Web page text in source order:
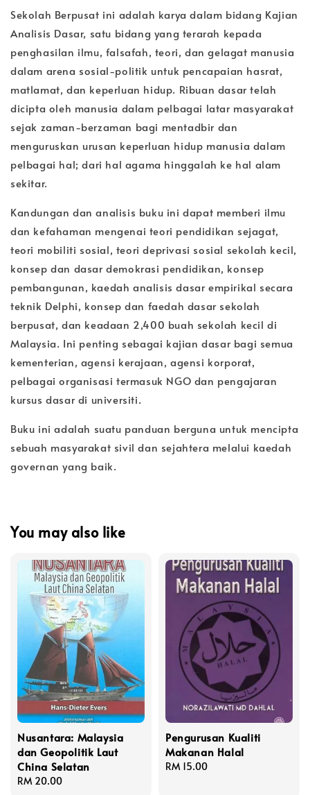
Sekolah Berpusat ini adalah karya dalam bidang Kajian
Analisis Dasar, satu bidang yang terarah kepada
penghasilan ilmu, falsafah, teori, dan gelagat manusia
dalam arena sosial-politik untuk pencapaian hasrat,
matlamat, dan keperluan hidup. Ribuan dasar telah
dicipta oleh manusia dalam pelbagai latar masyarakat
sejak zaman-berzaman bagi mentadbir dan
menguruskan urusan keperluan hidup manusia dalam
pelbagai hal; dari hal agama hinggalah ke hal alam
sekitar.
Kandungan dan analisis buku ini dapat memberi ilmu
dan kefahaman mengenai teori pendidikan sejagat,
teori mobiliti sosial, teori deprivasi sosial sekolah kecil,
konsep dan dasar demokrasi pendidikan, konsep
pembangunan, kaedah analisis dasar empirikal secara
teknik Delphi, konsep dan faedah dasar sekolah
berpusat, dan keadaan 2,400 buah sekolah kecil di
Malaysia. Ini penting sebagai kajian dasar bagi semua
kementerian, agensi kerajaan, agensi korporat,
pelbagai organisasi termasuk NGO dan pengajaran
kursus dasar di universiti.
Buku ini adalah suatu panduan berguna untuk mencipta
sebuah masyarakat sivil dan sejahtera melalui kaedah
governan yang baik.
You may also like
Nusantara: Malaysia
dan Geopolitik Laut
China Selatan
Regular
RM 20.00
Pengurusan Kualiti
Makanan Halal
Regular
RM 15.00